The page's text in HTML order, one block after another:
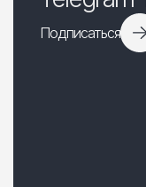
Подписаться